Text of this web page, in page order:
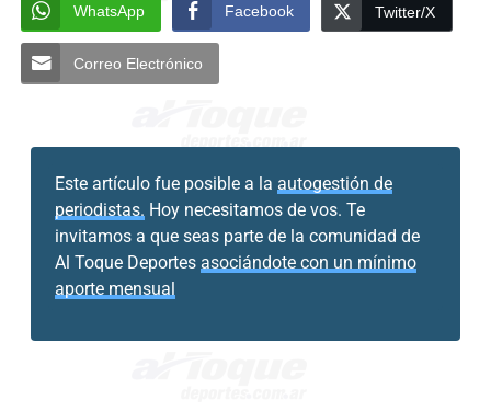
WhatsApp Facebook Twitter/X
Correo Electrónico
Este artículo fue posible a la autogestión de
periodistas. Hoy necesitamos de vos. Te
invitamos a que seas parte de la comunidad de
Al Toque Deportes asociándote con un mínimo
aporte mensual